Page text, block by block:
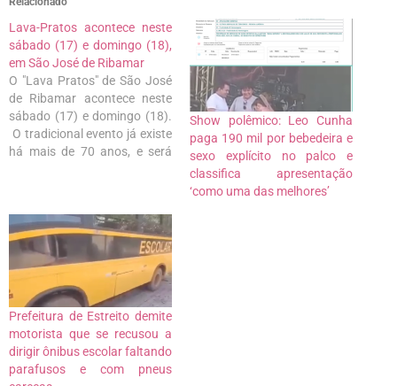
Lava-Pratos acontece neste
sábado (17) e domingo (18),
em São José de Ribamar
O "Lava Pratos" de São José
de Ribamar acontece neste
sábado (17) e domingo (18).
O tradicional evento já existe
há mais de 70 anos, e será
edição são esperadas mais
de 100 mil pessoas durante
os dois dias do…
Show polêmico: Leo Cunha
paga 190 mil por bebedeira e
sexo explícito no palco e
classifica apresentação
‘como uma das melhores’
Prefeitura de Estreito demite
motorista que se recusou a
dirigir ônibus escolar faltando
parafusos e com pneus